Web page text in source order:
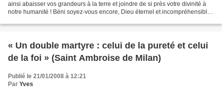
ainsi abaisser vos grandeurs à la terre et joindre de si près votre divinité à
notre humanité ! Béni soyez-vous encore, Dieu éternel et incompréhensible
« Un double martyre : celui de la pureté et celui
de la foi » (Saint Ambroise de Milan)
Publié le 21/01/2008 à 12:21
Par Yves